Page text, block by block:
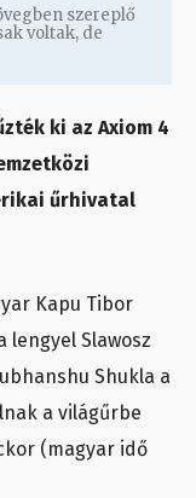
szereplő
voltak, de
ki az Axiom 4
űrhivatal
Kapu Tibor
lengyel Slawosz
Shukla a
a világűrbe
(magyar idő